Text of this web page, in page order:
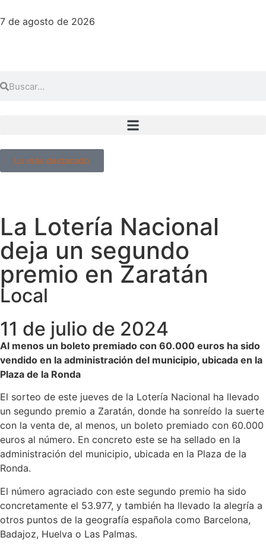
7 de agosto de 2026
Lo más destacado
La Lotería Nacional
deja un segundo
premio en Zaratán
Local
11 de julio de 2024
Al menos un boleto premiado con 60.000 euros ha sido
vendido en la administración del municipio, ubicada en la
Plaza de la Ronda
El sorteo de este jueves de la Lotería Nacional ha llevado
un segundo premio a Zaratán, donde ha sonreído la suerte
con la venta de, al menos, un boleto premiado con 60.000
euros al número. En concreto este se ha sellado en la
administración del municipio, ubicada en la Plaza de la
Ronda.
El número agraciado con este segundo premio ha sido
concretamente el 53.977, y también ha llevado la alegría a
otros puntos de la geografía española como Barcelona,
Badajoz, Huelva o Las Palmas.